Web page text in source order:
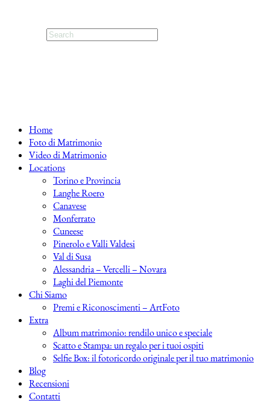
Home
Foto di Matrimonio
Video di Matrimonio
Locations
Torino e Provincia
Langhe Roero
Canavese
Monferrato
Cuneese
Pinerolo e Valli Valdesi
Val di Susa
Alessandria – Vercelli – Novara
Laghi del Piemonte
Chi Siamo
Premi e Riconoscimenti – ArtFoto
Extra
Album matrimonio: rendilo unico e speciale
Scatto e Stampa: un regalo per i tuoi ospiti
Selfie Box: il fotoricordo originale per il tuo matrimonio
Blog
Recensioni
Contatti